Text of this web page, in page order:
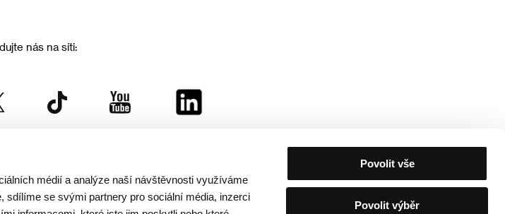
médií a analýze naší návštěvnosti využíváme
sdílíme se svými partnery pro sociální média, inzerci
Povolit vše
Povolit výběr
nás na síti:
která zastřešuje i další projekty: